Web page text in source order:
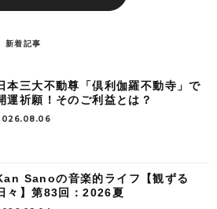
新着記事
本三大不動尊「倶利伽羅不動寺」で
運祈願！そのご利益とは？
Sanoの音楽的ライフ【観ずる
々】第83回：2026夏